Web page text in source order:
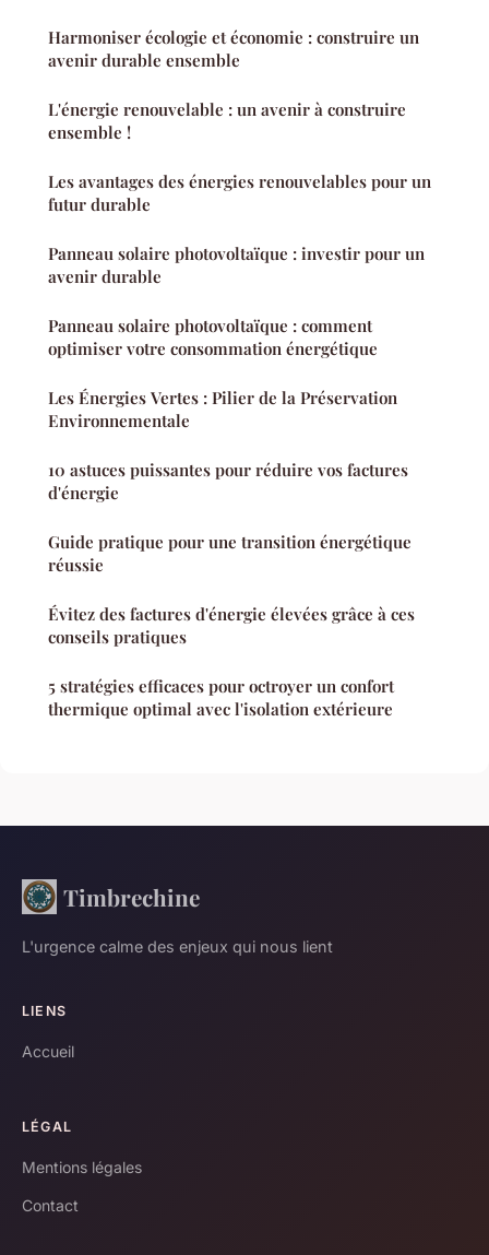
Harmoniser écologie et économie : construire un
avenir durable ensemble
L'énergie renouvelable : un avenir à construire
ensemble !
Les avantages des énergies renouvelables pour un
futur durable
Panneau solaire photovoltaïque : investir pour un
avenir durable
Panneau solaire photovoltaïque : comment
optimiser votre consommation énergétique
Les Énergies Vertes : Pilier de la Préservation
Environnementale
10 astuces puissantes pour réduire vos factures
d'énergie
Guide pratique pour une transition énergétique
réussie
Évitez des factures d'énergie élevées grâce à ces
conseils pratiques
5 stratégies efficaces pour octroyer un confort
thermique optimal avec l'isolation extérieure
Timbrechine
L'urgence calme des enjeux qui nous lient
LIENS
Accueil
LÉGAL
Mentions légales
Contact